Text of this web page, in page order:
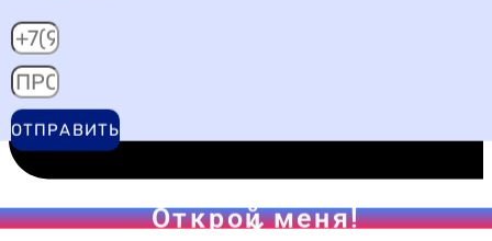
ОТПРАВИТЬ
Открой меня!